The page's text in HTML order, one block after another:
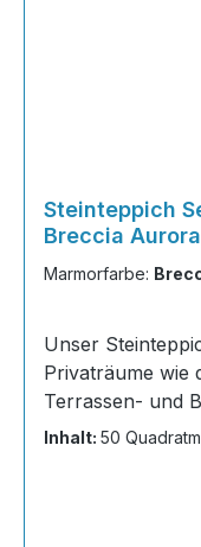
Steinteppich
Breccia Aurora
Marmorfarbe:
Unser
Privaträume wie
Terrassen- und
Gewerbeobjekte
Inhalt: 50